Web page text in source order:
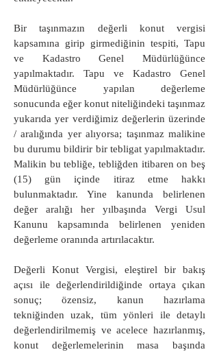
Bir taşınmazın değerli konut vergisi
kapsamına girip girmediğinin tespiti, Tapu
ve Kadastro Genel Müdürlüğünce
yapılmaktadır. Tapu ve Kadastro Genel
Müdürlüğünce yapılan değerleme
sonucunda eğer konut niteliğindeki taşınmaz
yukarıda yer verdiğimiz değerlerin üzerinde
/ aralığında yer alıyorsa; taşınmaz malikine
bu durumu bildirir bir tebligat yapılmaktadır.
Malikin bu tebliğe, tebliğden itibaren on beş
(15) gün içinde itiraz etme hakkı
bulunmaktadır. Yine kanunda belirlenen
değer aralığı her yılbaşında Vergi Usul
Kanunu kapsamında belirlenen yeniden
değerleme oranında artırılacaktır.
Değerli Konut Vergisi, eleştirel bir bakış
açısı ile değerlendirildiğinde ortaya çıkan
sonuç; özensiz, kanun hazırlama
tekniğinden uzak, tüm yönleri ile detaylı
değerlendirilmemiş ve acelece hazırlanmış,
konut değerlemelerinin masa başında